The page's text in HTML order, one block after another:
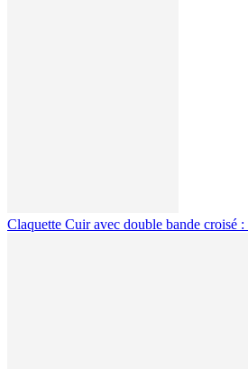
Claquette Cuir avec double bande croisé